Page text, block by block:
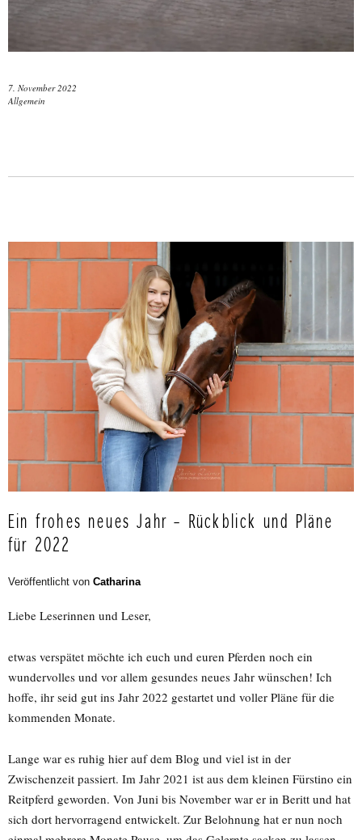
7. November 2022
Allgemein
Ein frohes neues Jahr – Rückblick und Pläne
für 2022
Veröffentlicht von Catharina
Liebe Leserinnen und Leser,
etwas verspätet möchte ich euch und euren Pferden noch ein
wundervolles und vor allem gesundes neues Jahr wünschen! Ich
hoffe, ihr seid gut ins Jahr 2022 gestartet und voller Pläne für die
kommenden Monate.
Lange war es ruhig hier auf dem Blog und viel ist in der
Zwischenzeit passiert. Im Jahr 2021 ist aus dem kleinen Fürstino ein
Reitpferd geworden. Von Juni bis November war er in Beritt und hat
sich dort hervorragend entwickelt. Zur Belohnung hat er nun noch